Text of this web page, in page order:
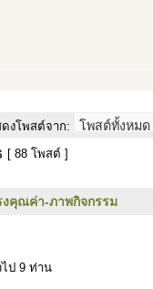
งโพสต์จาก:
[ 88 โพสต์ ]
คุณค่า-ภาพกิจกรรม
ป 9 ท่าน